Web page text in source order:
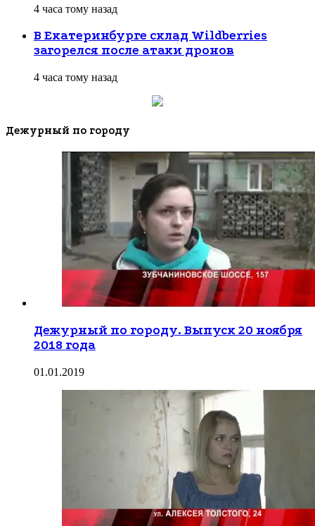
4 часа тому назад
В Екатеринбурге склад Wildberries
загорелся после атаки дронов
4 часа тому назад
Дежурный по городу
Дежурный по городу. Выпуск 20 ноября
2018 года
01.01.2019